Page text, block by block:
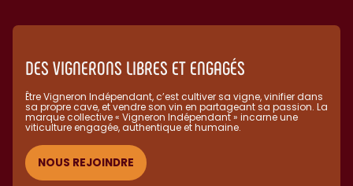
DES VIGNERONS LIBRES ET ENGAGÉS
Être Vigneron Indépendant, c’est cultiver sa vigne, vinifier dans
sa propre cave, et vendre son vin en partageant sa passion. La
marque collective « Vigneron Indépendant » incarne une
viticulture engagée, authentique et humaine.​
NOUS REJOINDRE